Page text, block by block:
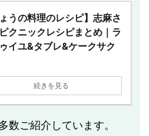
ょうの料理のレシピ】志麻さ
クニックレシピまとめ｜ラ
イユ&タブレ&ケークサク
続きを見る
数ご紹介しています。